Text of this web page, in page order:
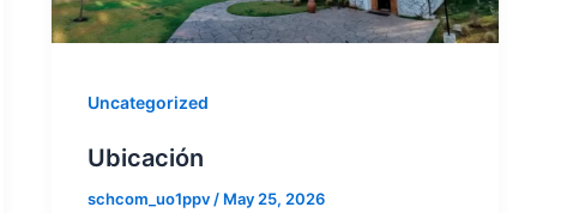
Uncategorized
Ubicación
schcom_uo1ppv / May 25, 2026